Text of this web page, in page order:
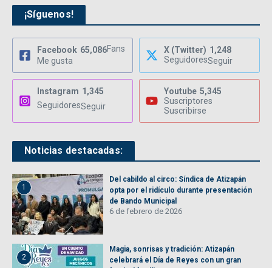
¡Síguenos!
Facebook 65,086Fans
Me gusta
X (Twitter) 1,248
SeguidoresSeguir
Instagram 1,345
SeguidoresSeguir
Youtube 5,345
Suscriptores
Suscribirse
Noticias destacadas:
1
Del cabildo al circo: Síndica de Atizapán
opta por el ridículo durante presentación
de Bando Municipal
6 de febrero de 2026
2
Magia, sonrisas y tradición: Atizapán
celebrará el Día de Reyes con un gran